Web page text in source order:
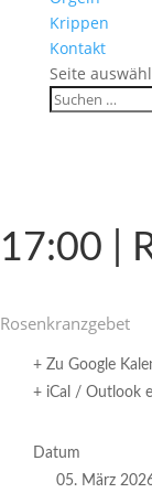
Krippen
Kontakt
Seite
17:00 |
Rosen­kranz­gebet
+ Zu Google
+ iCal / Outlook
Datum
05. März